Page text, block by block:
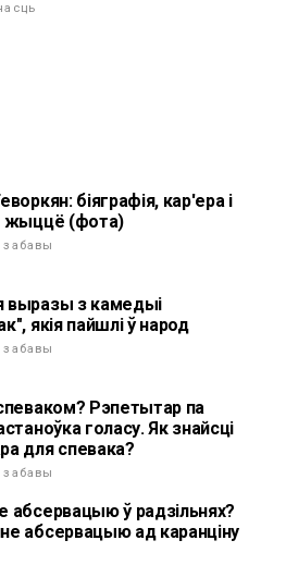
біяграфія, кар'ера і
жыццё (фота)
забавы
выразы з камедыі
якія пайшлі ў народ
забавы
Рэпетытар па
голасу. Як знайсці
для спевака?
забавы
абсервацыю ў радзільнях?
абсервацыю ад каранціну